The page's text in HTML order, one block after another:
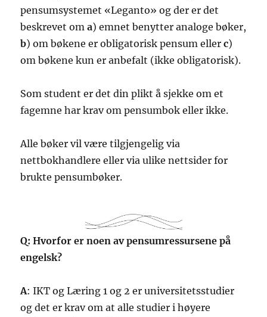
pensumsystemet «Leganto» og der er det
beskrevet oma) emnet benytter analoge bøker,
b) om bøkene er obligatorisk pensum ellerc)
om bøkene kun er anbefalt (ikke obligatorisk).
Som student er det din plikt å sjekke om et
fagemne har krav om pensumbok eller ikke.
Alle bøker vil være tilgjengelig via
nettbokhandlere eller via ulike nettsider for
brukte pensumbøker.
Q: Hvorfor er noen av pensumressursene på
engelsk?
A: IKT og Læring 1 og 2 er universitetsstudier
og det er krav om at alle studier i høyere